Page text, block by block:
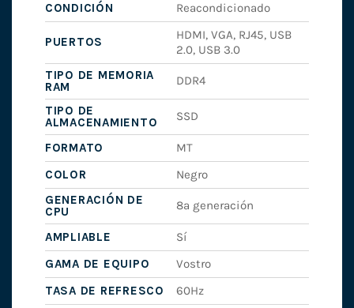
CONDICIÓN
Reacondicionado
PUERTOS
HDMI, VGA, RJ45, USB
2.0, USB 3.0
TIPO DE MEMORIA
RAM
DDR4
TIPO DE
ALMACENAMIENTO
SSD
FORMATO
MT
COLOR
Negro
GENERACIÓN DE
CPU
8ª generación
AMPLIABLE
Sí
GAMA DE EQUIPO
Vostro
TASA DE REFRESCO
60Hz